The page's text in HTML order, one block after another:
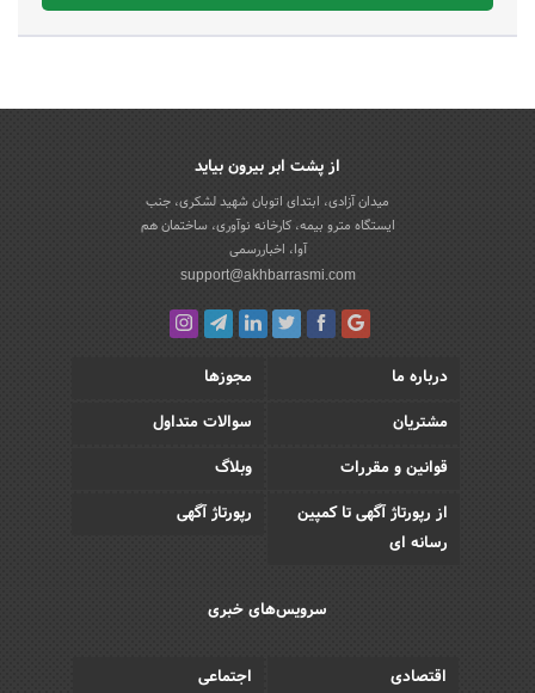
از پشت ابر بیرون بیاید
میدان آزادی، ابتدای اتوبان شهید لشکری، جنب
ایستگاه مترو بیمه، کارخانه نوآوری، ساختمان هم
آوا، اخباررسمی
support@akhbarrasmi.com
درباره ما
مجوزها
مشتریان
سوالات متداول
قوانین و مقررات
وبلاگ
از رپورتاژ آگهی تا کمپین
رسانه ای
رپورتاژ آگهی
سرویس‌های خبری
اقتصادی اجتماعی